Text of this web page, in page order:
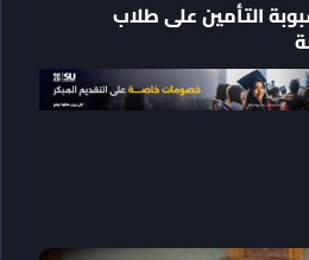
التأمين على طلاب